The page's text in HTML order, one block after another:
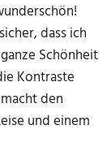
dass ich
Schönheit
Kontraste
den
und einem